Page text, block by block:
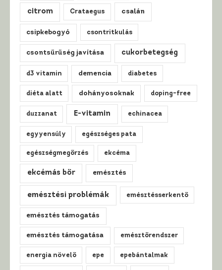
citrom Crataegus csalán
csipkebogyó csontritkulás
csontsűrűség javítása cukorbetegség
d3 vitamin demencia diabetes
diéta alatt dohányosoknak doping-free
duzzanat E-vitamin echinacea
egyyensúly egészséges pata
egészségmegőrzés ekcéma
ekcémás bőr emésztés
emésztési problémák emésztésserkentő
emésztés támogatás
emésztés támogatása emésztőrendszer
energia növelő epe epebántalmak